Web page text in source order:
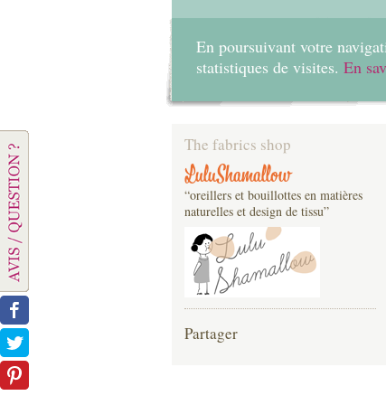
En poursuivant votre
statistiques de visites. En
The fabrics shop
LuluShamallow
“oreillers et bouillottes en matières
naturelles et design de tissu”
Partager